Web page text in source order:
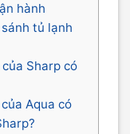
hành
tủ lạnh
Sharp có
Aqua có